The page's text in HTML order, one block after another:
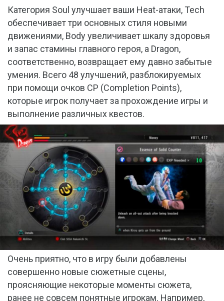
Категория Soul улучшает ваши Heat-атаки, Tech
обеспечивает три основных стиля новыми
движениями, Body увеличивает шкалу здоровья
и запас стамины главного героя, а Dragon,
соответственно, возвращает ему давно забытые
умения. Всего 48 улучшений, разблокируемых
при помощи очков CP (Completion Points),
которые игрок получает за прохождение игры и
выполнение различных квестов.
Очень приятно, что в игру были добавлены
совершенно новые сюжетные сцены,
проясняющие некоторые моменты сюжета,
ранее не совсем понятные игрокам. Например,